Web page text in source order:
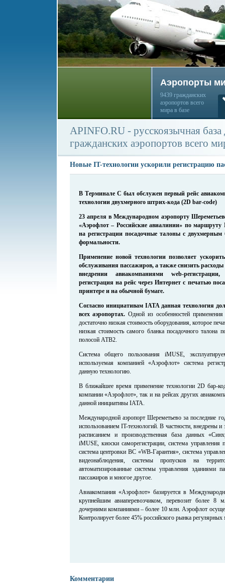
Аэропорты
9439 гражданских
аэропортов всего
мира в базе
APINFO.RU - русскоязычная
гражданских аэропортов всего
Новые IT-технологии ускорили регистрацию
В Терминале С был обслужен первый рейс
технологии двухмерного штрих-кода (2D bar-code)
23 апреля в Международном аэропорту
«Аэрофлот – Российские авиалинии» по
на регистрации посадочные талоны с
формальности.
Применение новой технологии позволяет
обслуживания пассажиров, а также снизить
внедрении авиакомпаниями web-
регистрация на рейс через Интернет с печатью
принтере и на обычной бумаге.
Согласно инициативам IATA данная технология
всех аэропортах. Одной из особенностей
достаточно низкая стоимость оборудования, которое
низкая стоимость самого бланка посадочного талона
полосой ATB2.
Система общего пользования iMUSE,
используемая компанией «Аэрофлот» система
данную технологию.
В ближайшее время применение технологии 2D бар-
компании «Аэрофлот», так и на рейсах других
данной инициативы IATA.
Международной аэропорт Шереметьево за последние
использованием IT-технологий. В частности, внедрены и
расписанием и производственная база данных
iMUSE, киоски саморегистрации, система управления
система центровки ВС «WB-Гарантия», система
видеонаблюдения, системы пропусков на
автоматизированные системы управления зданиями
пассажиров и многое другое.
Авиакомпания «Аэрофлот» базируется в
крупнейшим авиаперевозчиком, перевозит более
дочерними компаниями – более 10 млн. Аэрофлот
Контролирует более 45% российского рынка
Комментарии